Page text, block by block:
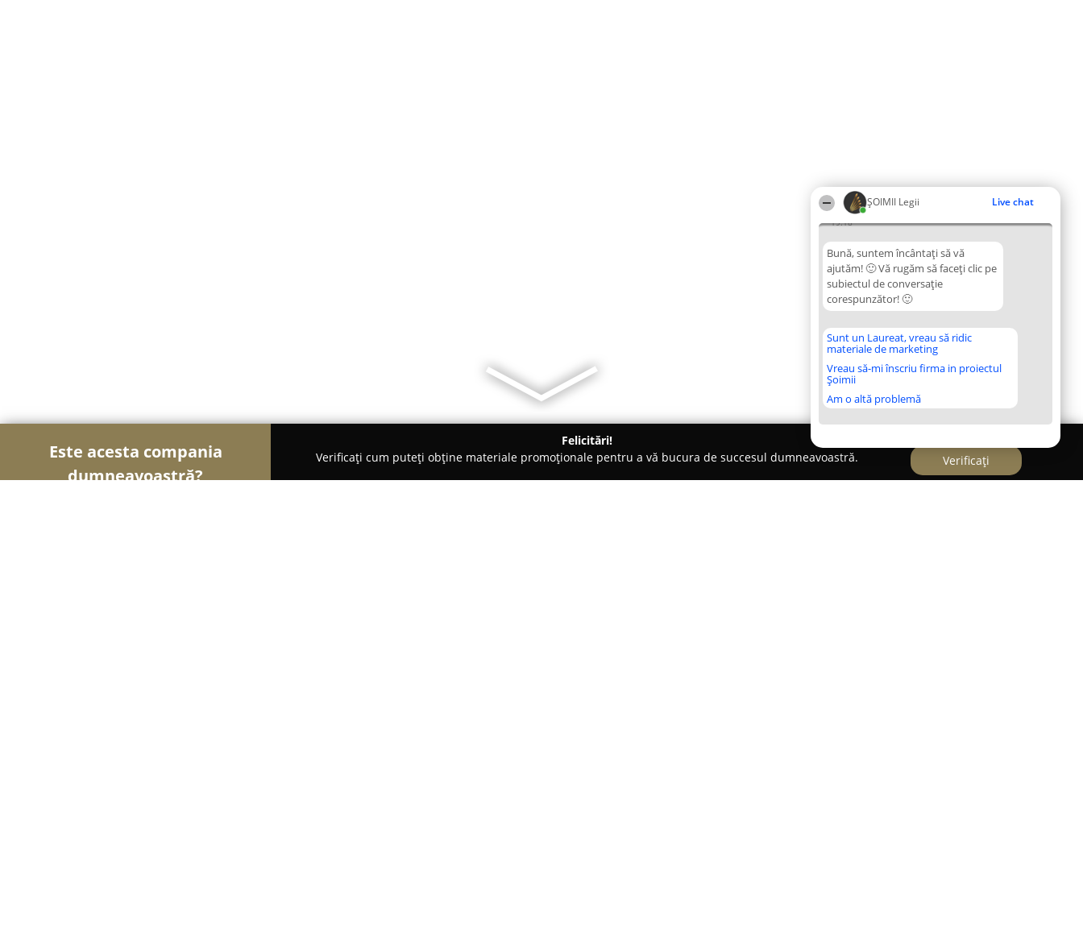
ȘOIMII Legii Live chat
19:18
Bună, suntem încântați să vă
ajutăm! 🙂 Vă rugăm să faceți clic pe
subiectul de conversație
corespunzător! 🙂
Sunt un Laureat, vreau să ridic
materiale de marketing
Vreau să-mi înscriu firma in proiectul
Șoimii
Am o altă problemă
Este acesta compania
dumneavoastră?
Felicitări!
Verificați cum puteți obține materiale promoționale pentru a vă bucura de succesul dumneavoastră.
Verificați